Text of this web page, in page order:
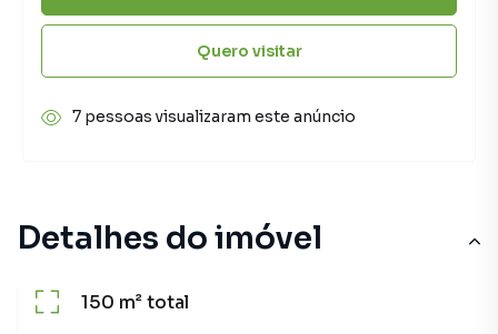
Detalhes do imóvel
150 m²total
Quero visitar
7 pessoas visualizaram este anúncio